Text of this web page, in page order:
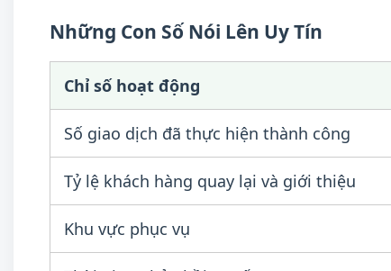
Những Con Số Nói Lên Uy Tín
Chỉ số hoạt động
Số giao dịch đã thực hiện thành công
Tỷ lệ khách hàng quay lại và giới thiệu
Khu vực phục vụ